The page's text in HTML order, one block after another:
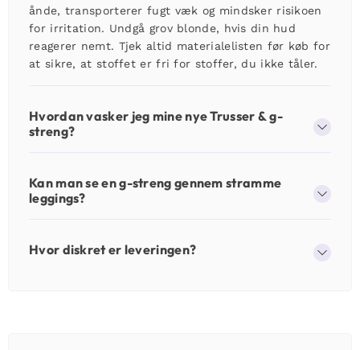
ånde, transporterer fugt væk og mindsker risikoen
for irritation. Undgå grov blonde, hvis din hud
reagerer nemt. Tjek altid materialelisten før køb for
at sikre, at stoffet er fri for stoffer, du ikke tåler.
Hvordan vasker jeg mine nye Trusser & g-
streng?
Kan man se en g-streng gennem stramme
leggings?
Hvor diskret er leveringen?